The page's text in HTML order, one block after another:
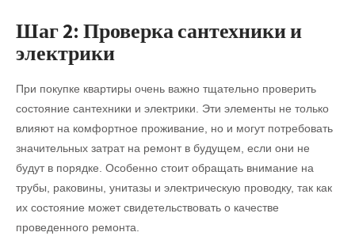
Шаг 2: Проверка сантехники и
электрики
При покупке квартиры очень важно тщательно проверить
состояние сантехники и электрики. Эти элементы не только
влияют на комфортное проживание, но и могут потребовать
значительных затрат на ремонт в будущем, если они не
будут в порядке. Особенно стоит обращать внимание на
трубы, раковины, унитазы и электрическую проводку, так как
их состояние может свидетельствовать о качестве
проведенного ремонта.